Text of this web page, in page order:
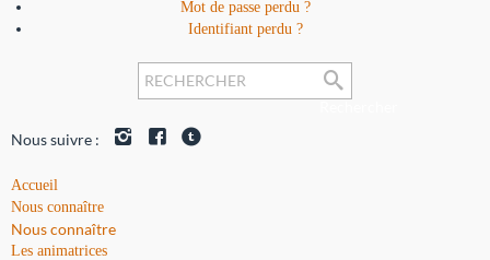
Mot de passe perdu ?
Identifiant perdu ?
Nous suivre :
Accueil
Nous connaître
Nous connaître
Les animatrices